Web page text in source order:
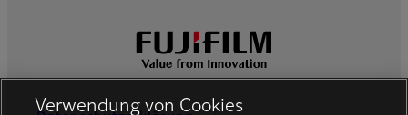
Verwendung von Cookies